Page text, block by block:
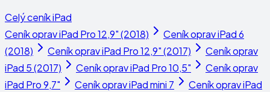
Celý ceníkiPad
Ceník opraviPad Pro 12,9" (2018) Ceník opraviPad 6
(2018)
Ceník opraviPad Pro 12,9" (2017)
Ceník oprav
iPad 5 (2017)
Ceník opraviPad Pro 10,5"
Ceník oprav
iPad Pro 9,7"
Ceník opraviPad mini 7 Ceník opraviPad